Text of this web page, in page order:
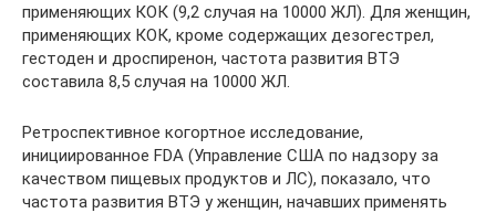
применяющих КОК (9,2 случая на 10000 ЖЛ). Для женщин,
применяющих КОК, кроме содержащих дезогестрел,
гестоден и дроспиренон, частота развития ВТЭ
составила 8,5 случая на 10000 ЖЛ.
Ретроспективное когортное исследование,
инициированное FDA (Управление США по надзору за
качеством пищевых продуктов и ЛС), показало, что
частота развития ВТЭ у женщин, начавших применять